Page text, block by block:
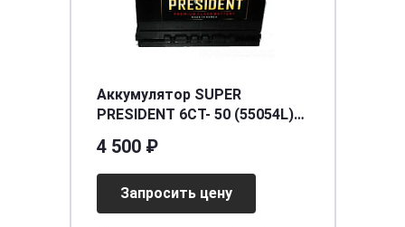
Аккумулятор SUPER
PRESIDENT 6СТ- 50 (55054L)
4 500 ₽
Запросить цену